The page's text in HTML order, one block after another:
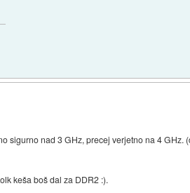
sigurno nad 3 GHz, precej verjetno na 4 GHz.
keša boš dal za DDR2 :).